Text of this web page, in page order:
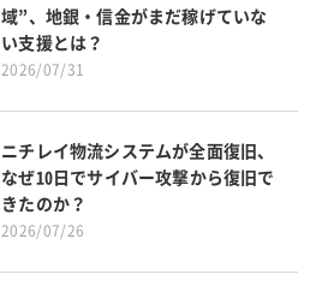
域”、地銀・信金がまだ稼げていな
い支援とは？
2026/07/31
ニチレイ物流システムが全面復旧、
なぜ10日でサイバー攻撃から復旧で
きたのか？
2026/07/26